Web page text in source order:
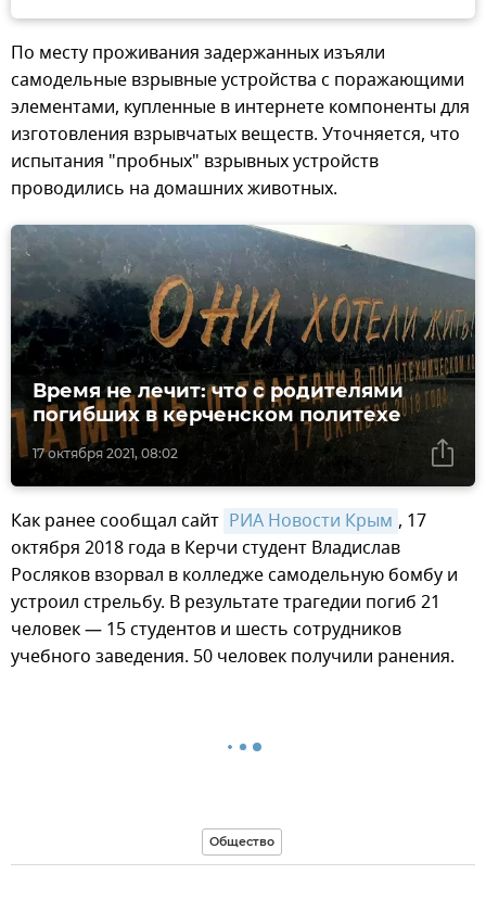
По месту проживания задержанных изъяли
самодельные взрывные устройства с поражающими
элементами, купленные в интернете компоненты для
изготовления взрывчатых веществ. Уточняется, что
испытания "пробных" взрывных устройств
проводились на домашних животных.
17 октября 2021, 08:02
Время не лечит: что с родителями
погибших в керченском политехе
Как ранее сообщал сайт РИА Новости Крым , 17
октября 2018 года в Керчи студент Владислав
Росляков взорвал в колледже самодельную бомбу и
устроил стрельбу. В результате трагедии погиб 21
человек — 15 студентов и шесть сотрудников
учебного заведения. 50 человек получили ранения.
Общество